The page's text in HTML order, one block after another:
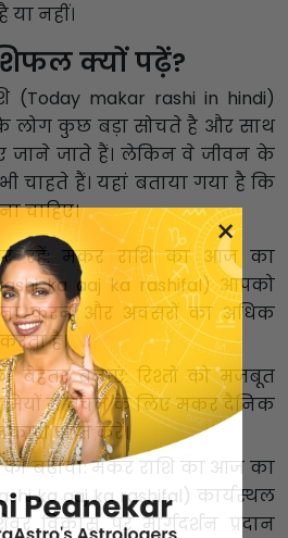
नहीं।
क्यों पढ़ें?
(Today makar rashi in hindi)
के लोग कुछ बड़ा सोचते है और साथ
जाने जाते हैं। लेकिन वे जीवन के
चाहते हैं। यहां बताया गया है कि
चाहिए।
रहें: मकर राशि का आज का
ka aaj ka rashifal) आपको
करने और अवसरों का अधिक
है।
बेहतर बनाएं: रिश्तों को मजबूत
से बचने के लिए मकर दैनिक
प्राप्त करें।
बढ़ावा: मकर राशि का आज का
ka aaj ka rashifal) कार्यस्थल
विकास पर मार्गदर्शन प्रदान
×